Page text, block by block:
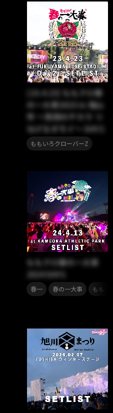
[23.4.23] ももクロ春
の一大事2023 in 福山
市 〜笑顔のチカラ つ
なげるオモイ〜 DAY2
ももいろクローバーZ
ももクロ春の一大事
2024 DAY1
春一 春の一大事 ももクロ